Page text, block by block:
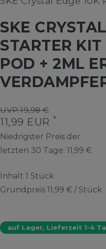
SKE
STARTER
POD + 2ML
UVP 19,98 €
11,99 EUR *
Niedrigster Preis der
letzten 30 Tage: 11,99 €
Inhalt 1 Stück
Grundpreis 11,99 € / Stück
auf Lager, Lieferzeit 1-4